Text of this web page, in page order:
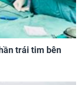
trái tim bên